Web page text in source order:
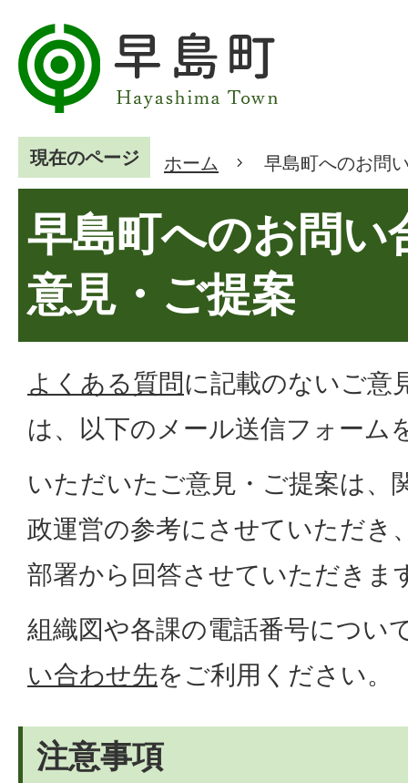
現在のページ ホーム 早島町へのお問
早島町へのお問い
意見・ご提案
よくある質問に記載のないご意
は、以下のメール送信フォーム
いただいたご意見・ご提案は、
政運営の参考にさせていただき
部署から回答させていただきま
組織図や各課の電話番号につい
い合わせ先をご利用ください。
注意事項